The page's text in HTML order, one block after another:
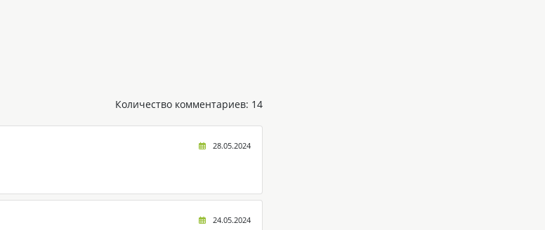
Количество комментариев: 14
28.05.2024
24.05.2024